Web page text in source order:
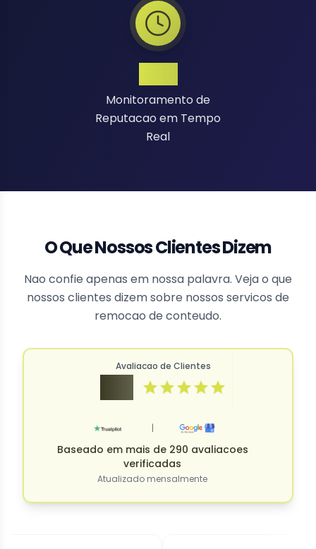
Monitoramento de
Reputacao em Tempo
Real
O Que Nossos Clientes Dizem
Nao confie apenas em nossa palavra. Veja o que
nossos clientes dizem sobre nossos servicos de
remocao de conteudo.
Avaliacao de Clientes
|
Baseado em mais de 290 avaliacoes
verificadas
Atualizado mensalmente